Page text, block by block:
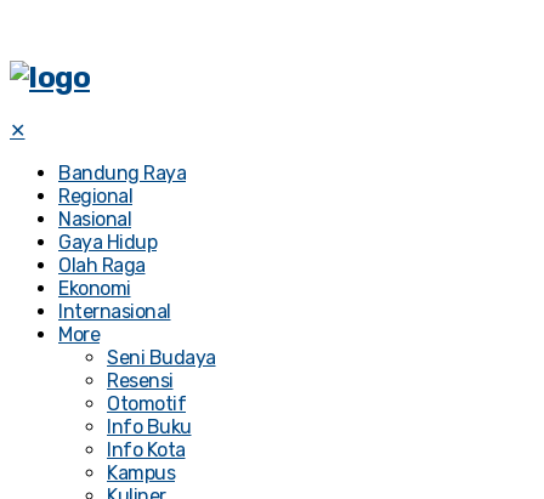
✕
Bandung Raya
Regional
Nasional
Gaya Hidup
Olah Raga
Ekonomi
Internasional
More
Seni Budaya
Resensi
Otomotif
Info Buku
Info Kota
Kampus